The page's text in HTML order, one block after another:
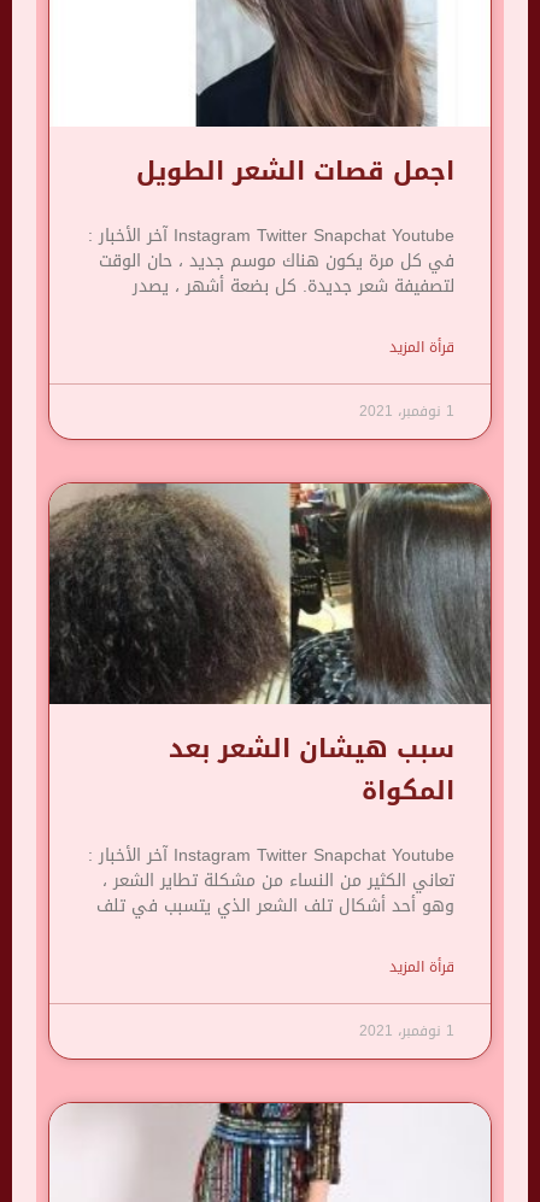
اجمل قصات الشعر الطويل
Instagram Twitter Snapchat Youtube آخر الأخبار :
في كل مرة يكون هناك موسم جديد ، حان الوقت
لتصفيفة شعر جديدة. كل بضعة أشهر ، يصدر
قرأة المزيد
1 نوفمبر، 2021
سبب هيشان الشعر بعد
المكواة
Instagram Twitter Snapchat Youtube آخر الأخبار :
تعاني الكثير من النساء من مشكلة تطاير الشعر ،
وهو أحد أشكال تلف الشعر الذي يتسبب في تلف
قرأة المزيد
1 نوفمبر، 2021